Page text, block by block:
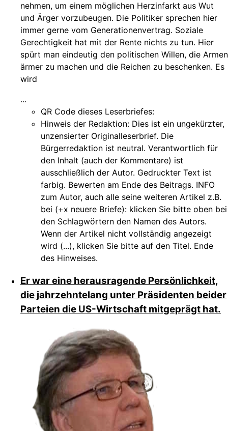
nehmen, um einem möglichen Herzinfarkt aus Wut
und Ärger vorzubeugen. Die Politiker sprechen hier
immer gerne vom Generationenvertrag. Soziale
Gerechtigkeit hat mit der Rente nichts zu tun. Hier
spürt man eindeutig den politischen Willen, die Armen
ärmer zu machen und die Reichen zu beschenken. Es
wird
...
QR Code dieses Leserbriefes:
Hinweis der Redaktion: Dies ist ein ungekürzter,
unzensierter Originalleserbrief. Die
Bürgerredaktion ist neutral. Verantwortlich für
den Inhalt (auch der Kommentare) ist
ausschließlich der Autor. Gedruckter Text ist
farbig. Bewerten am Ende des Beitrags. INFO
zum Autor, auch alle seine weiteren Artikel z.B.
bei (+x neuere Briefe): klicken Sie bitte oben bei
den Schlagwörtern den Namen des Autors.
Wenn der Artikel nicht vollständig angezeigt
wird (...), klicken Sie bitte auf den Titel. Ende
des Hinweises.
Er war eine herausragende Persönlichkeit,
die jahrzehntelang unter Präsidenten beider
Parteien die US-Wirtschaft mitgeprägt hat.